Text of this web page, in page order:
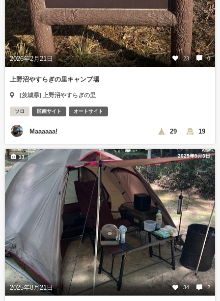
2026年2月21日 23 0
上野沼やすらぎの里キャンプ場
[茨城県] 上野沼やすらぎの里
ソロ 区画サイト オートサイト
Maaaaaa! 29 19
2025年9月3日
2025年8月21日 34 2
13